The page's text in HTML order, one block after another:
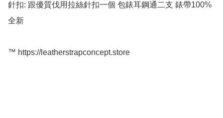
針扣: 跟優質伐用拉絲針扣一個 包錶耳鋼通二支 錶帶100%
全新
™️ https://leatherstrapconcept.store